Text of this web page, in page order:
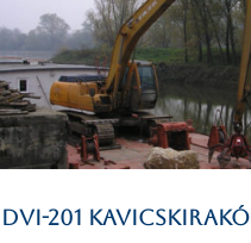
DVI-201 kavicskirakó